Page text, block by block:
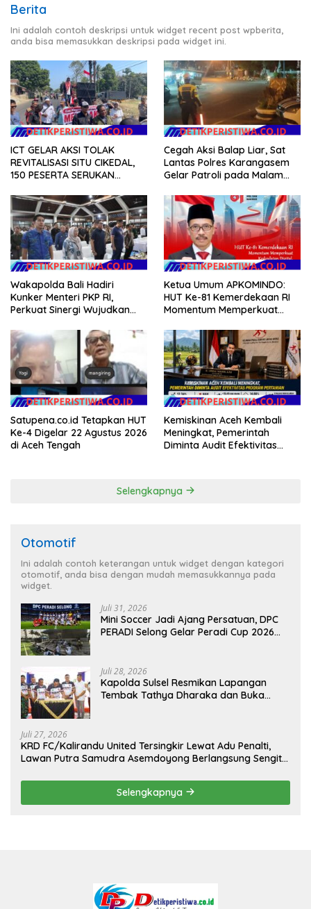
Berita
Ini adalah contoh deskripsi untuk widget recent post wpberita,
anda bisa memasukkan deskripsi pada widget ini.
ICT GELAR AKSI TOLAK
REVITALISASI SITU CIKEDAL,
150 PESERTA SERUKAN
Cegah Aksi Balap Liar, Sat
Lantas Polres Karangasem
Gelar Patroli pada Malam
Wakapolda Bali Hadiri
Kunker Menteri PKP RI,
Perkuat Sinergi Wujudkan
Masyarakat
Ketua Umum APKOMINDO:
HUT Ke-81 Kemerdekaan RI
Momentum Memperkuat
Teknologi, dan Kepastian
Hukum Menuju Indonesia
Emas 2045
Satupena.co.id Tetapkan HUT
Ke-4 Digelar 22 Agustus 2026
di Aceh Tengah
Kemiskinan Aceh Kembali
Meningkat, Pemerintah
Diminta Audit Efektivitas
Selengkapnya
Otomotif
Ini adalah contoh keterangan untuk widget dengan kategori
otomotif, anda bisa dengan mudah memasukkannya pada
widget.
Juli 31, 2026
Mini Soccer Jadi Ajang Persatuan, DPC
PERADI Selong Gelar Peradi Cup 2026
Juli 28, 2026
Kapolda Sulsel Resmikan Lapangan
Tembak Tathya Dharaka dan Buka
Juli 27, 2026
KRD FC/Kalirandu United Tersingkir Lewat Adu Penalti,
Lawan Putra Samudra Asemdoyong Berlangsung Sengit
Selengkapnya